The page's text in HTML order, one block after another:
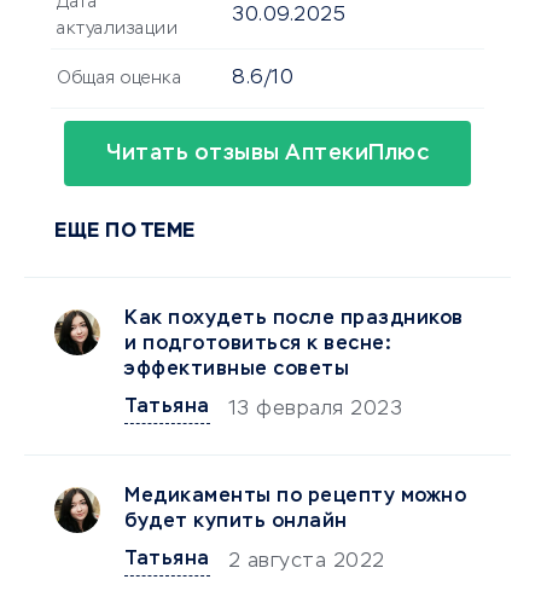
актуализации
30.09.2025
Общая оценка 8.6/10
Читать отзывы АптекиПлюс
ЕЩЕ ПО ТЕМЕ
Как похудеть после праздников
и подготовиться к весне:
эффективные советы
Татьяна
13 февраля 2023
Медикаменты по рецепту можно
будет купить онлайн
Татьяна
2 августа 2022